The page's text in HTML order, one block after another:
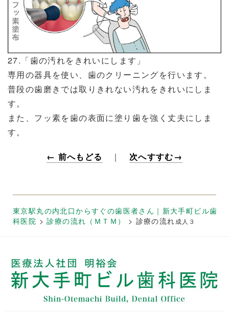
27.「歯の汚れをきれいにします」
専用の器具を使い、歯のクリーニングを行います。
普段の歯磨きでは取りきれない汚れをきれいにしま
す。
また、フッ素を歯の表面に塗り歯を強く丈夫にしま
す。
← 前へもどる ｜ 次へすすむ→
東京駅丸の内北口からすぐの歯医者さん｜新大手町ビル歯
科医院 >診療の流れ（ＭＴＭ） > 診療の流れ成人３